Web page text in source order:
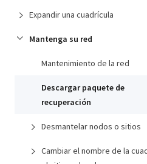
Expandir una cuadrícula
Mantenga su red
Mantenimiento de la red
Descargar paquete de
recuperación
Desmantelar nodos o sitios
Cambiar el nombre de la